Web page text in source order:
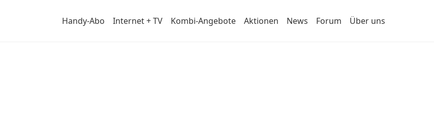
Handy-Abo Internet + TV Kombi-Angebote Aktionen News Forum Über uns